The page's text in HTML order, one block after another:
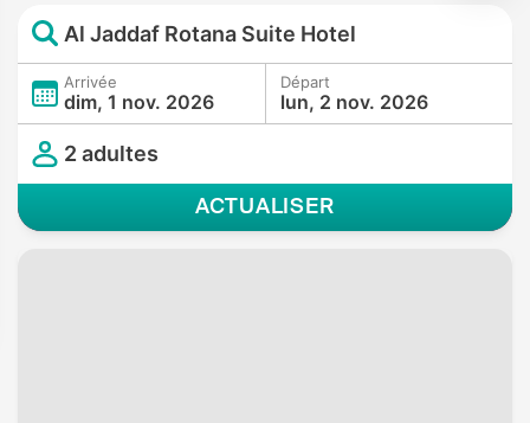
Al Jaddaf Rotana Suite Hotel
Arrivée
dim, 1 nov. 2026
Départ
lun, 2 nov. 2026
2 adultes
ACTUALISER